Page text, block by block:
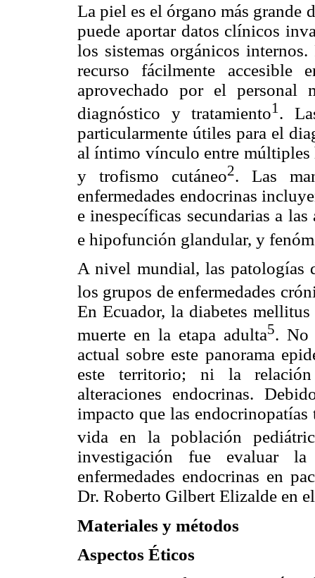
La piel es el órgano más grande
puede aportar datos clínicos
los sistemas orgánicos
recurso fácilmente
aprovechado por el personal
diagnóstico y tratamiento1 .
particularmente útiles para el
al íntimo vínculo entre
y trofismo cutáneo2. Las
enfermedades endocrinas
e inespecíficas secundarias a
e hipofunción glandular, y
A nivel mundial, las patologías
los grupos de enfermedades
En Ecuador, la diabetes
muerte en la etapa adulta5. No
actual sobre este panorama
este territorio; ni la relación
alteraciones endocrinas.
impacto que las
vida en la población
investigación fue evaluar
enfermedades endocrinas en
Dr. Roberto Gilbert Elizalde en
Materiales y métodos
Aspectos Éticos